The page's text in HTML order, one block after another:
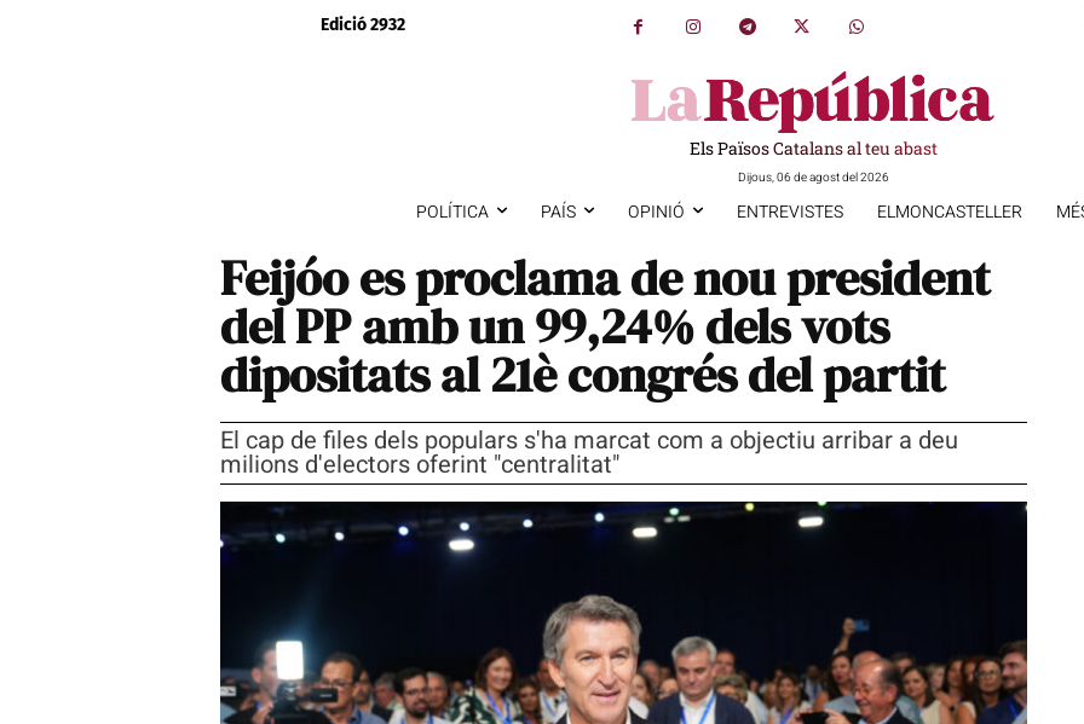
Edició 2932
Els Països Catalans al teu abast
Dijous, 06 de agost del 2026
POLÍTICA PAÍS OPINIÓ ENTREVISTES ELMONCASTELLER
Feijóo es proclama de nou president
del PP amb un 99,24% dels vots
dipositats al 21è congrés del partit
El cap de files dels populars s'ha marcat com a objectiu arribar a deu
milions d'electors oferint "centralitat"